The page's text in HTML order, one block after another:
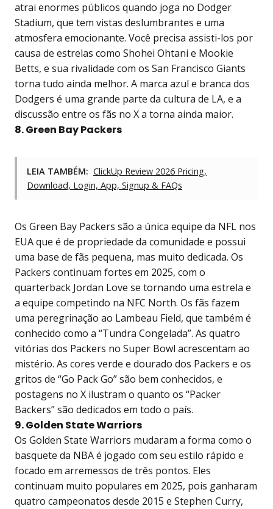
atrai enormes públicos quando joga no Dodger
Stadium, que tem vistas deslumbrantes e uma
atmosfera emocionante. Você precisa assisti-los por
causa de estrelas como Shohei Ohtani e Mookie
Betts, e sua rivalidade com os San Francisco Giants
torna tudo ainda melhor. A marca azul e branca dos
Dodgers é uma grande parte da cultura de LA, e a
discussão entre os fãs no X a torna ainda maior.
8. Green Bay Packers
LEIA TAMBÉM: ClickUp Review 2026 Pricing,
Download, Login, App, Signup & FAQs
Os Green Bay Packers são a única equipe da NFL nos
EUA que é de propriedade da comunidade e possui
uma base de fãs pequena, mas muito dedicada. Os
Packers continuam fortes em 2025, com o
quarterback Jordan Love se tornando uma estrela e
a equipe competindo na NFC North. Os fãs fazem
uma peregrinação ao Lambeau Field, que também é
conhecido como a “Tundra Congelada”. As quatro
vitórias dos Packers no Super Bowl acrescentam ao
mistério. As cores verde e dourado dos Packers e os
gritos de “Go Pack Go” são bem conhecidos, e
postagens no X ilustram o quanto os “Packer
Backers” são dedicados em todo o país.
9. Golden State Warriors
Os Golden State Warriors mudaram a forma como o
basquete da NBA é jogado com seu estilo rápido e
focado em arremessos de três pontos. Eles
continuam muito populares em 2025, pois ganharam
quatro campeonatos desde 2015 e Stephen Curry,